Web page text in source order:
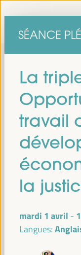
sixième édition du
économique localse
au Palais
SÉANCE
La
travail
la
mardi 1 avril -
Langues: